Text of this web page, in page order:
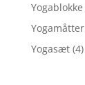
Yogablokke
Yogamåtter
Yogasæt (4)